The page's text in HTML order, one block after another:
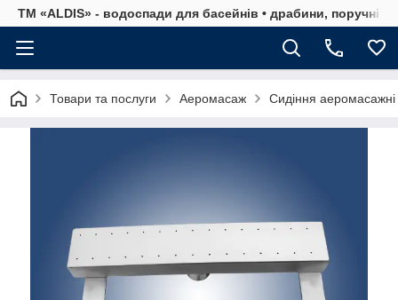
ТМ «ALDIS» - водоспади для басейнів • драбини, поручні,
Товари та послуги Аеромасаж Сидіння аеромасажні